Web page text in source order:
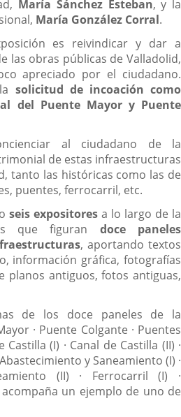
María Sánchez Esteban, y la
María González Corral.
es reivindicar y dar a
las obras públicas de Valladolid,
apreciado por el ciudadano.
solicitud de incoación como
del Puente Mayor y Puente
al ciudadano de la
de estas infraestructuras
tanto las históricas como las de
puentes, ferrocarril, etc.
seis expositores a lo largo de la
que figuran doce paneles
, aportando textos
información gráfica, fotografías
planos antiguos, fotos antiguas,
de los doce paneles de la
· Puente Colgante · Puentes
Castilla (I) · Canal de Castilla (II) ·
Abastecimiento y Saneamiento (I) ·
(II) · Ferrocarril (I) ·
un ejemplo de uno de